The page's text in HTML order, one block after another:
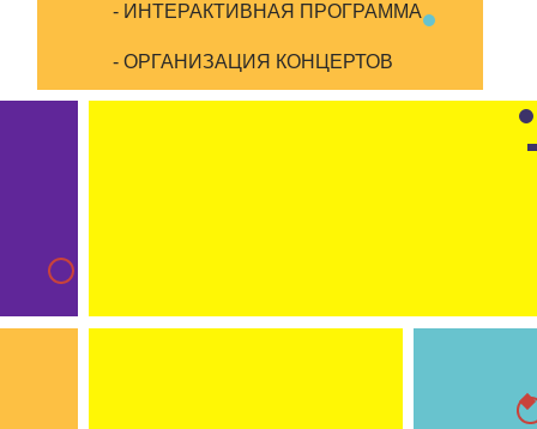
- ИНТЕРАКТИВНАЯ ПРОГРАММА
- ОРГАНИЗАЦИЯ КОНЦЕРТОВ